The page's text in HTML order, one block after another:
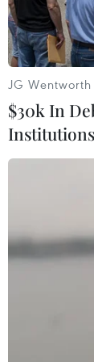
Hai ứng
Quốc: ông
và ông Yoon
Ngày 15/
Tổng
chiến dịch
JG Wentworth
$30k In